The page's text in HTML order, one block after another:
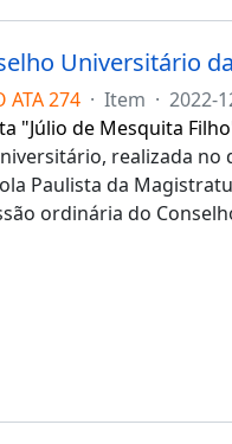
ATA 274 · Item · 2022-
"Júlio de Mesquita
realizada no
Paulista da
ordinária do